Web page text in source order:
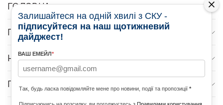
ГОЛОВНА
ПРО НАС
НОВИНИ
ПРОГРАМИ
Залишайтеся на одній хвилі з СКУ -
підписуйтеся на наш щотижневий
дайджест!
ВАШ ЕМЕЙЛ*
Так, будь ласка повідомляйте мене про новини, події та пропозиції *